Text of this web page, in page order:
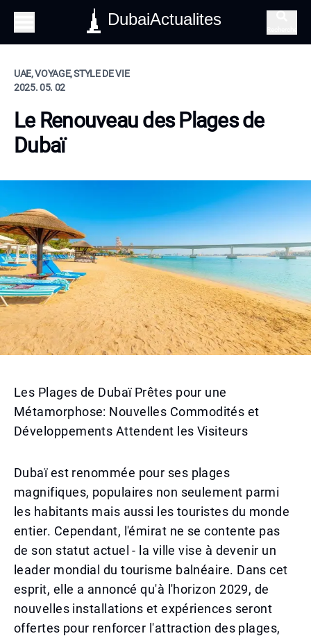
DubaiActualites
UAE, VOYAGE, STYLE DE VIE
2025. 05. 02
Le Renouveau des Plages de
Dubaï
Les Plages de Dubaï Prêtes pour une
Métamorphose: Nouvelles Commodités et
Développements Attendent les Visiteurs
Dubaï est renommée pour ses plages
magnifiques, populaires non seulement parmi
les habitants mais aussi les touristes du monde
entier. Cependant, l'émirat ne se contente pas
de son statut actuel - la ville vise à devenir un
leader mondial du tourisme balnéaire. Dans cet
esprit, elle a annoncé qu'à l'horizon 2029, de
nouvelles installations et expériences seront
offertes pour renforcer l'attraction des plages,